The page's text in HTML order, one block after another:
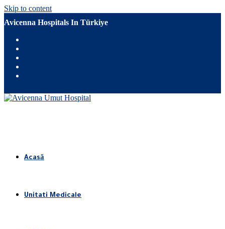
Skip to content
Avicenna Hospitals In Türkiye
Acasă
Unitati Medicale